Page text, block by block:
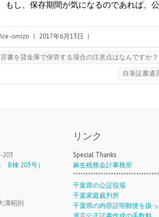
もし、保存期間が気になるのであれば、
omizo | 2017年6月13日 |
書を貸金庫で保管する場合の注意点はなんですか？
自筆証書遺
203
B棟 203号）
昭則
リンク
Special Thanks
麻生税務会計事務所
千葉県の公証役場
千葉家庭裁判所
千葉県の内容証明郵便を扱